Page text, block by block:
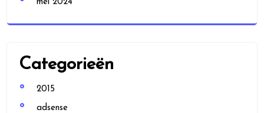
mei 2024
Categorieën
2015
adsense